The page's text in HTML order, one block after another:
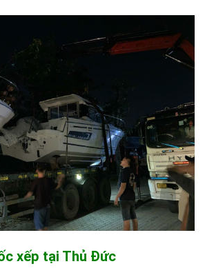
xếp tại Thủ Đức